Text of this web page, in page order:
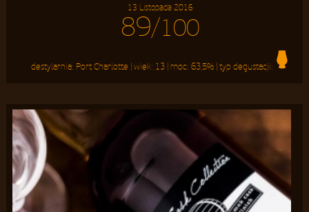
13 Listopada 2016
89/100
destylarnia: Port Charlotte | wiek: 13 | moc:63,5% | typ degustacji: